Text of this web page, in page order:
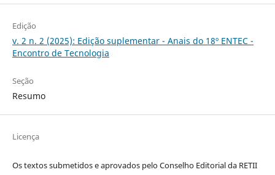
Edição
v. 2 n. 2 (2025): Edição suplementar - Anais do 18º ENTEC -
Encontro de Tecnologia
Seção
Resumo
Licença
Os textos submetidos e aprovados pelo Conselho Editorial da RETII